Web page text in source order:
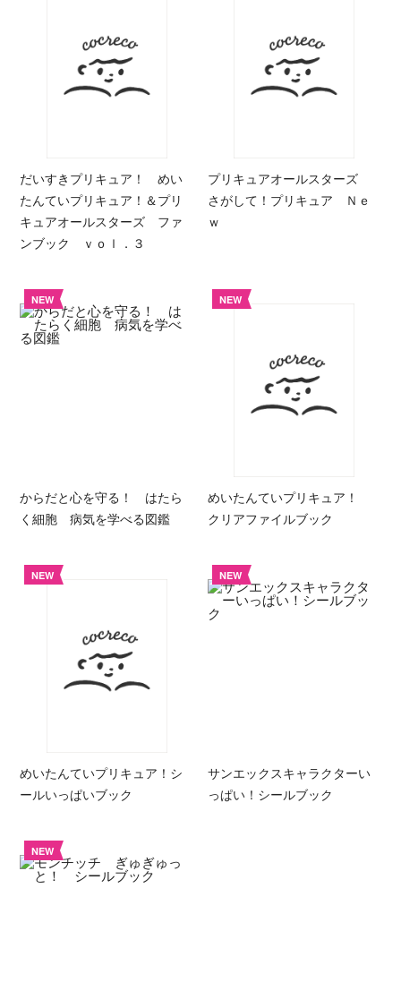
だいすきプリキュア！ めい
たんていプリキュア！＆プリ
キュアオールスターズ ファ
ンブック ｖｏｌ．３
プリキュアオールスターズ
さがして！プリキュア Ｎｅ
ｗ
NEW
からだと心を守る！ はたら
く細胞 病気を学べる図鑑
NEW
めいたんていプリキュア！
クリアファイルブック
NEW
めいたんていプリキュア！シ
ールいっぱいブック
NEW
サンエックスキャラクターい
っぱい！シールブック
NEW